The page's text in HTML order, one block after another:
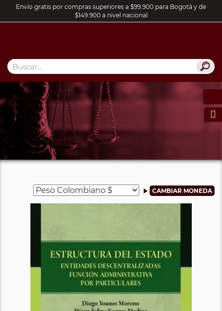
Envío gratis por compras superiores a $99.900 para Bogotá y de
$149.900 a nivel nacional
